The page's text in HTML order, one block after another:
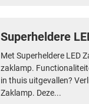
Superheldere
Met Superheldere LED
zaklamp.
in thuis uitgevallen?
Zaklamp. Deze...